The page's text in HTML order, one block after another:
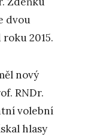
dvou
2015.
nový
RNDr.
volební
hlasy